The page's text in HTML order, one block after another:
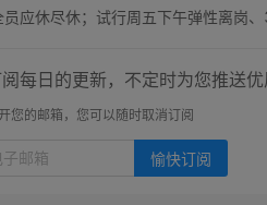
应休尽休；试行周五下午弹性离岗
每日的更新，不定时为您推送
您的邮箱，您可以随时取消订阅